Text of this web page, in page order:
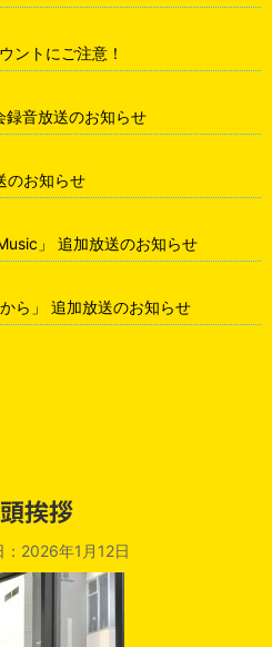
ントにご注意！
音放送のお知らせ
お知らせ
」 追加放送のお知らせ
ら」 追加放送のお知らせ
挨拶
2026年1月12日